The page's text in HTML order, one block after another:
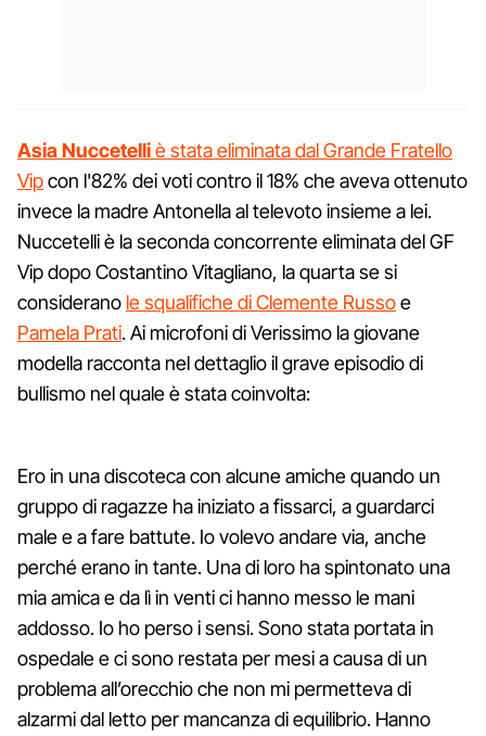
Asia Nuccetelliè stata eliminata dal Grande Fratello
Vipcon l'82% dei voti contro il 18% che aveva ottenuto
invece la madre Antonella al televoto insieme a lei.
Nuccetelli è la seconda concorrente eliminata del GF
Vip dopo Costantino Vitagliano, la quarta se si
considerano le squalifiche di Clemente Russoe
Pamela Prati. Ai microfoni di Verissimo la giovane
modella racconta nel dettaglio il grave episodio di
bullismo nel quale è stata coinvolta:
Ero in una discoteca con alcune amiche quando un
gruppo di ragazze ha iniziato a fissarci, a guardarci
male e a fare battute. Io volevo andare via, anche
perché erano in tante. Una di loro ha spintonato una
mia amica e da lì in venti ci hanno messo le mani
addosso. Io ho perso i sensi. Sono stata portata in
ospedale e ci sono restata per mesi a causa di un
problema all’orecchio che non mi permetteva di
alzarmi dal letto per mancanza di equilibrio. Hanno